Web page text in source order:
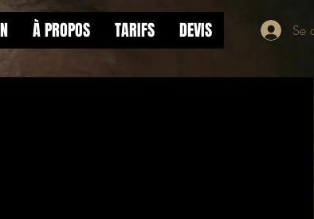
À PROPOS TARIFS DEVIS Se